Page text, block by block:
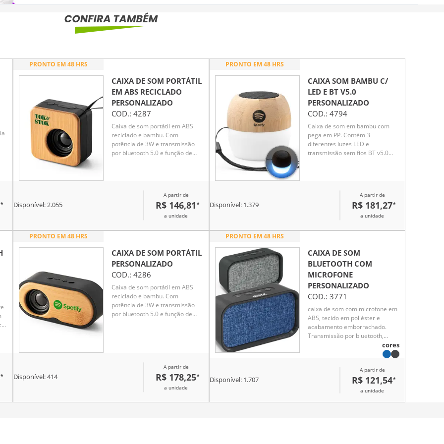
*
PRONTO EM 48 HRS
CAIXA DE SOM PORTÁTIL
EM ABS RECICLADO
PERSONALIZADO
COD.: 4287
Caixa de som portátil em ABS
reciclado e bambu. Com
potência de 3W e transmissão
por bluetooth 5.0 e função de
Disponível:2.055
A partir de
R$ 146,81 *
a unidade
PRONTO EM 48 HRS
CAIXA SOM BAMBU C/
LED E BT V5.0
PERSONALIZADO
COD.: 4794
Caixa de som em bambu com
pega em PP. Contém 3
diferentes luzes LED e
transmissão sem fios BT v5.0
aproximada de 2 horas.
Disponível: 1.379
A partir de
R$ 181,27*
a unidade
*
PRONTO EM 48 HRS
CAIXA DE SOM PORTÁTIL
PERSONALIZADO
COD.: 4286
Caixa de som portátil em ABS
reciclado e bambu. Com
potência de 3W e transmissão
por bluetooth 5.0 e função de
Disponível:414
A partir de
R$ 178,25*
a unidade
PRONTO EM 48 HRS
CAIXA DE SOM
BLUETOOTH COM
MICROFONE
PERSONALIZADO
COD.: 3771
caixa de som com microfone em
ABS, tecido em poliéster e
acabamento emborrachado.
Transmissão por bluetooth,
ligação stereo 3,5 mm e leitor de
cartões TF. Potência de 3W/4O.
controle de volume, conexão à
playlist do dispositivo móvel e
rádio FM. Incluso cabo USB para
cores
Disponível: 1.707
A partir de
R$ 121,54*
a unidade